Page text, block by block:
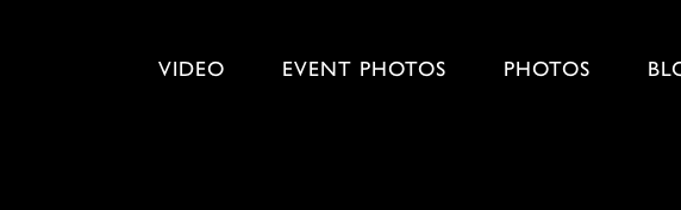
VIDEO EVENT PHOTOS PHOTOS